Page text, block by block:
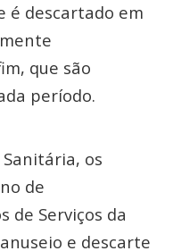
descartado em
que são
período.
os
de
de Serviços da
e descarte